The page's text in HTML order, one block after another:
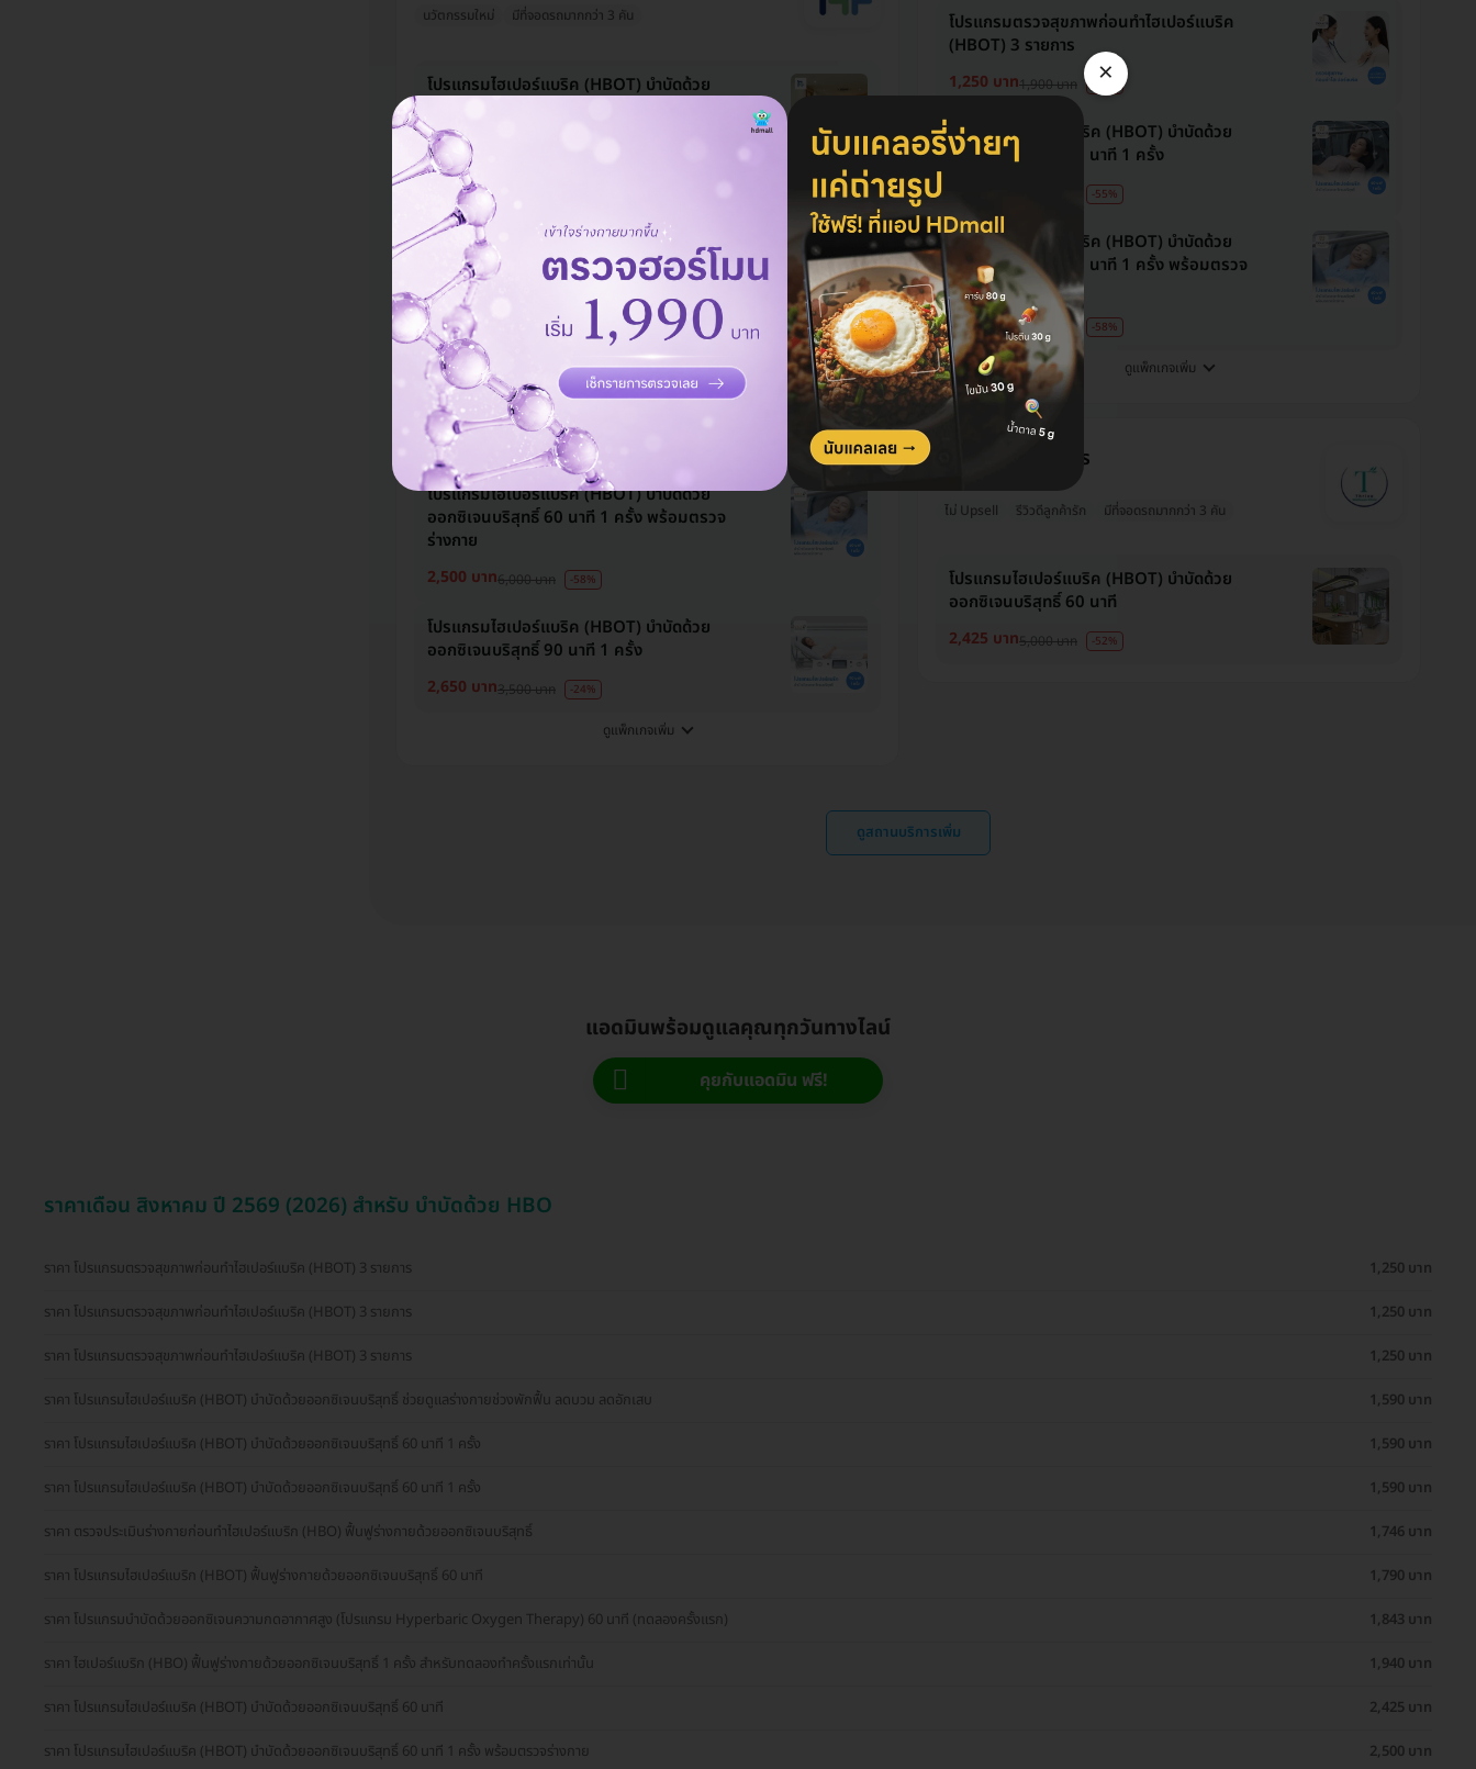
นวัตกรรมใหม่ มีที่จอดรถมากกว่า 3 คัน
โปรแกรมไฮเปอร์แบริค (HBOT) บำบัดด้วย
13,095 บาท
โรงพยาบาลสหวิทยาการมะลิ
อยู่ บางบอน, ใกล้ ตลาดสุขสวัสดี
ไม่ Upsell
รีวิวดีลูกค้ารัก
มีแพทย์ประจำคลินิก
จองคิวได้เร็ว
โปรแกรมตรวจสุขภาพก่อนทำไฮเปอร์แบริค
(HBOT) 3 รายการ
1,250 บาท 1,900 บาท -34%
โปรแกรมไฮเปอร์แบริค (HBOT) บำบัดด้วย
ออกซิเจนบริสุทธิ์ 60 นาที 1 ครั้ง พร้อมตรวจ
ร่างกาย
2,500 บาท6,000 บาท -58%
โปรแกรมไฮเปอร์แบริค (HBOT) บำบัดด้วย
ออกซิเจนบริสุทธิ์ 90 นาที 1 ครั้ง
2,650 บาท3,500 บาท -24%
ดูแพ็กเกจเพิ่ม
โปรแกรมตรวจสุขภาพก่อนทำไฮเปอร์แบริค
(HBOT) 3 รายการ
1,250 บาท1,900 บาท
โปรแกรมไฮเปอร์แบริค (HBOT) บำบัดด้วย
ออกซิเจนบริสุทธิ์ 60 นาที 1 ครั้ง
-55%
โปรแกรมไฮเปอร์แบริค (HBOT) บำบัดด้วย
ออกซิเจนบริสุทธิ์ 60 นาที 1 ครั้ง พร้อมตรวจ
ร่างกาย
2,500 บาท6,000 บาท -58%
ดูแพ็กเกจเพิ่ม
Thrive Wellness
ไม่ Upsell รีวิวดีลูกค้ารัก มีที่จอดรถมากกว่า 3 คัน
โปรแกรมไฮเปอร์แบริค (HBOT) บำบัดด้วย
ออกซิเจนบริสุทธิ์ 60 นาที
2,425 บาท5,000 บาท -52%
ดูสถานบริการเพิ่ม
แอดมินพร้อมดูแลคุณทุกวันทางไลน์
คุยกับแอดมิน ฟรี!
ราคาเดือน สิงหาคม ปี 2569 (2026) สำหรับ บำบัดด้วย HBO
ราคา โปรแกรมตรวจสุขภาพก่อนทำไฮเปอร์แบริค (HBOT) 3 รายการ
1,250 บาท
ราคา โปรแกรมตรวจสุขภาพก่อนทำไฮเปอร์แบริค (HBOT) 3 รายการ
1,250 บาท
ราคา โปรแกรมตรวจสุขภาพก่อนทำไฮเปอร์แบริค (HBOT) 3 รายการ
1,250 บาท
ราคา โปรแกรมไฮเปอร์แบริค (HBOT) บำบัดด้วยออกซิเจนบริสุทธิ์ ช่วยดูแลร่างกายช่วงพักฟื้น ลดบวม ลดอักเสบ
1,590 บาท
ราคา โปรแกรมไฮเปอร์แบริค (HBOT) บำบัดด้วยออกซิเจนบริสุทธิ์ 60 นาที 1 ครั้ง
1,590 บาท
ราคา โปรแกรมไฮเปอร์แบริค (HBOT) บำบัดด้วยออกซิเจนบริสุทธิ์ 60 นาที 1 ครั้ง
1,590 บาท
ราคา ตรวจประเมินร่างกายก่อนทำไฮเปอร์แบริก (HBO) ฟื้นฟูร่างกายด้วยออกซิเจนบริสุทธิ์
1,746 บาท
ราคา โปรแกรมไฮเปอร์แบริก (HBOT) ฟื้นฟูร่างกายด้วยออกซิเจนบริสุทธิ์ 60 นาที
1,790 บาท
ราคา โปรแกรมบำบัดด้วยออกซิเจนความกดอากาศสูง (โปรแกรม Hyperbaric Oxygen Therapy) 60 นาที (ทดลองครั้งแรก)
1,843 บาท
ราคา ไฮเปอร์แบริก (HBO) ฟื้นฟูร่างกายด้วยออกซิเจนบริสุทธิ์ 1 ครั้ง สำหรับทดลองทำครั้งแรกเท่านั้น
1,940 บาท
ราคา โปรแกรมไฮเปอร์แบริค (HBOT) บำบัดด้วยออกซิเจนบริสุทธิ์ 60 นาที
2,425 บาท
ราคา โปรแกรมไฮเปอร์แบริค (HBOT) บำบัดด้วยออกซิเจนบริสุทธิ์ 60 นาที 1 ครั้ง พร้อมตรวจร่างกาย
2,500 บาท
×